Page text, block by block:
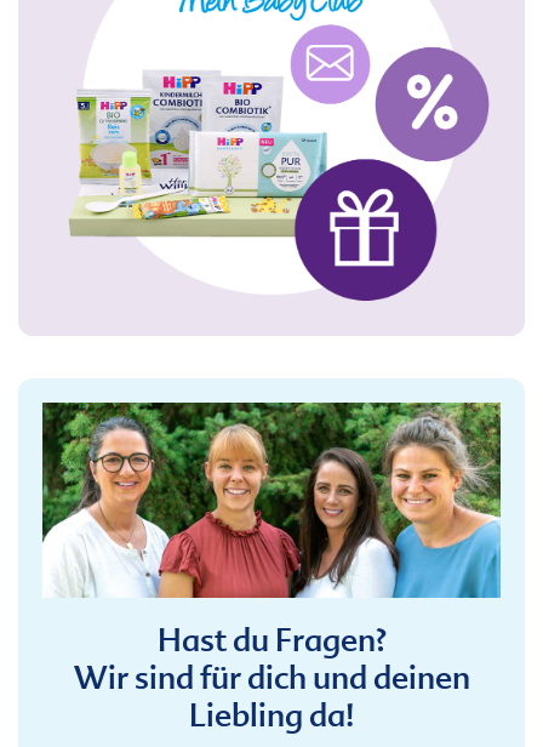
Hast du Fragen?
Wir sind für dich und deinen
Liebling da!